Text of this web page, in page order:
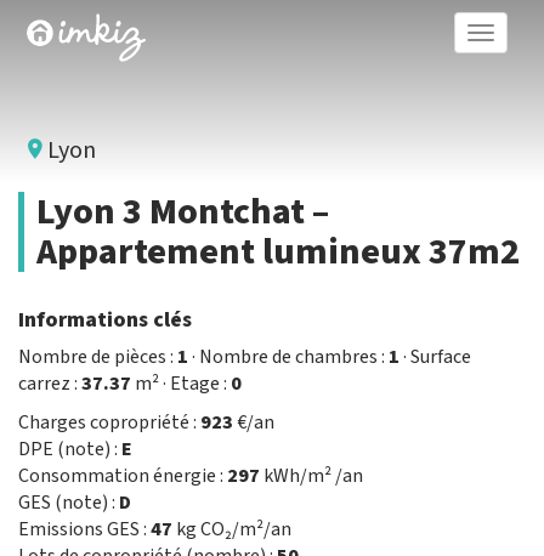
Toggle
Lyon
Lyon 3 Montchat –
Appartement lumineux 37m2
Informations clés
Nombre de pièces : 1· Nombre de chambres : 1· Surface
carrez :37.37 m² · Etage : 0
Charges copropriété : 923€/an
DPE (note) : E
Consommation énergie : 297 kWh/m² /an
GES (note) : D
Emissions GES :47 kg CO₂/m²/an